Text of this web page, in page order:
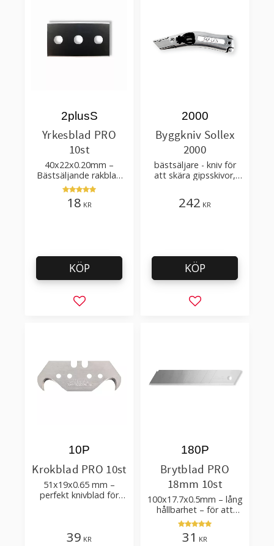
Yrkesblad PRO
10st
40x22x0.20mm –
Bästsäljande rakblad
för att skära tapet, tyg,
filt, hobby bruk
2plusS
18 KR
Lägg till i favoriter
KÖP
Byggkniv Sollex
2000
bästsäljare - kniv för
att skära gipsskivor,
2000
242 KR
Lägg till i
KÖP
Krokblad PRO 10st
51x19x0.65 mm –
perfekt knivblad för
10P
39 KR
Brytblad PRO
18mm 10st
100x17.7x0.5mm – lång
hållbarhet – för att
skära kartong, tapet
och golvmaterial
180P
31 KR